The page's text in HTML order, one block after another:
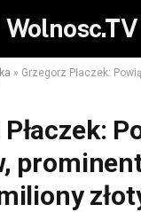
Wolnosc.TV
» Grzegorz Płaczek: Powiązania polityków, prominentne posady i